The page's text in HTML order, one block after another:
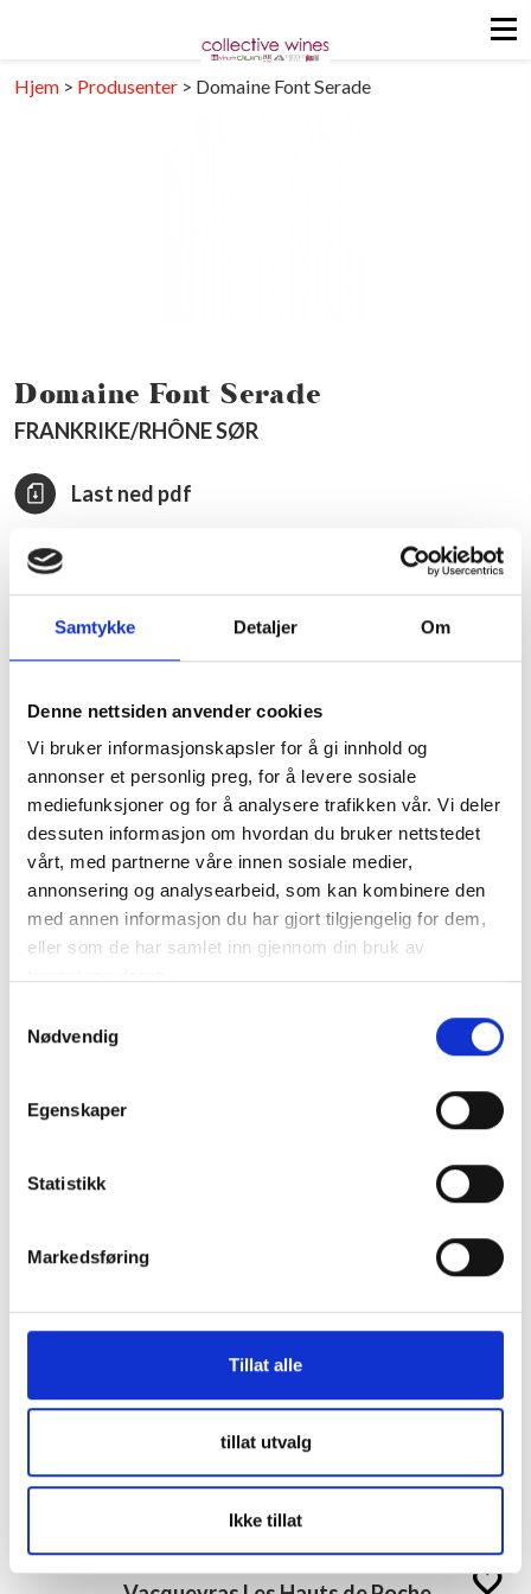
Samtykke Detaljer Om
Denne nettsiden anvender cookies
Vi bruker informasjonskapsler for å gi innhold og
annonser et personlig preg, for å levere sosiale
mediefunksjoner og for å analysere trafikken vår. Vi deler
dessuten informasjon om hvordan du bruker nettstedet
vårt, med partnerne våre innen sosiale medier,
annonsering og analysearbeid, som kan kombinere den
med annen informasjon du har gjort tilgjengelig for dem,
eller som de har samlet inn gjennom din bruk av
Nødvendig
Egenskaper
Statistikk
Markedsføring
Tillat alle
tillat utvalg
Ikke tillat
Hjem > Produsenter > Domaine Font Serade
Domaine Font Serade
FRANKRIKE/RHÔNE SØR
Last ned pdf
Domaine Font Sarade ble etablert av René Devine i
1936 og produsert kun druer. Nåværende eier
Bernard Burle overtok i 2002 og begynte å tappe vin
på flaske og selger den kommersielt. I dag produserer
Vacqueyras appellasjonen og består av 35 hektar
viner fra Gigondas, Plan de Dieu, Ventoux og Côtes du
Rhône.
Bernards datter Claire begynte å jobbe på
eiendommen i 2014 og en ny kjeller ble feridstilt i 2015.
Drikke fra denne produsenten